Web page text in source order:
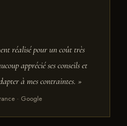
réalisé pour un coût très
apprécié ses conseils et
à mes contraintes. »
· Google